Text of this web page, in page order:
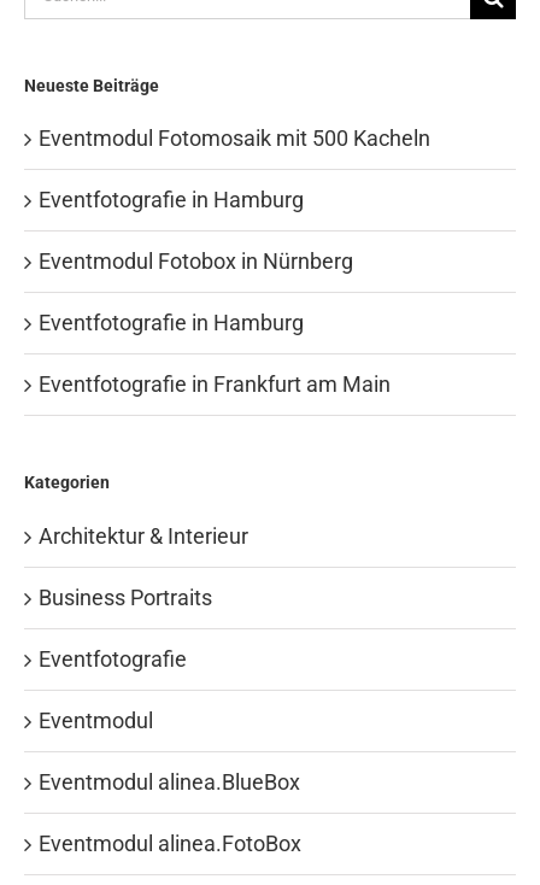
nach:
Neueste Beiträge
Eventmodul Fotomosaik mit 500 Kacheln
Eventfotografie in Hamburg
Eventmodul Fotobox in Nürnberg
Eventfotografie in Hamburg
Eventfotografie in Frankfurt am Main
Kategorien
Architektur & Interieur
Business Portraits
Eventfotografie
Eventmodul
Eventmodul alinea.BlueBox
Eventmodul alinea.FotoBox